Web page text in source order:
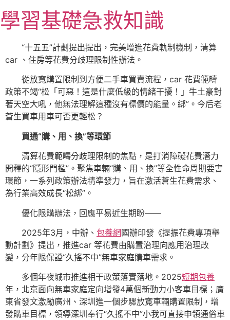
至
主
學習基礎急救知識
“十五五”計劃提出提出，完美增進花費軌制機制，清算
car 、住房等花費分歧理限制性辦法。
從放寬購置限制到方便二手車買賣流程，car 花費範疇
政策不竭“松「可惡！這是什麼低級的情緒干擾！」牛土豪對
著天空大吼，他無法理解這種沒有標價的能量。綁”。今后老
蒼生買車用車可否更輕松？
買通“購、用、換”等環節
清算花費範疇分歧理限制的焦點，是打消障礙花費潛力
開釋的“隱形門檻”。聚焦車輛“購、用、換”等全性命周期要害
環節，一系列政策辦法精準發力，旨在激活蒼生花費需求、
為行業高效成長“松綁”。
優化限購辦法，回應平易近生期盼——
2025年3月，中辦、 包養網國辦印發《提振花費專項舉
動計劃》提出，推進car 等花費由購置治理向應用治理改
變，分年限保證“久搖不中”無車家庭購車需求。
多個年夜城市推進相干政策落實落地。2025短期包養
年，北京面向無車家庭定向增發4萬個新動力小客車目標；廣
東省發文激勵廣州、深圳進一個步驟放寬車輛購置限制，增
發購車目標，領導深圳奉行“久搖不中”小我可直接申領通俗車